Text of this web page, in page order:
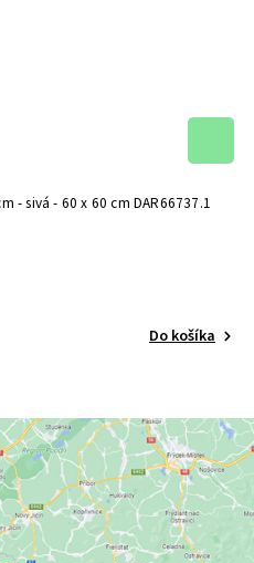
- sivá - 60 x 60 cm DAR66737.1
Do košíka